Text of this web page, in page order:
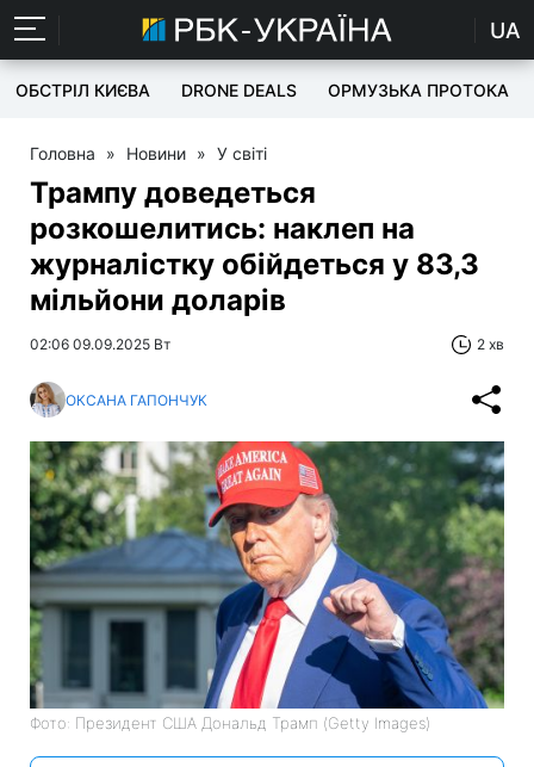
UA
ОБСТРІЛ КИЄВА DRONE DEALS ОРМУЗЬКА ПРОТОКА
Головна » Новини » У світі
Трампу доведеться
розкошелитись: наклеп на
журналістку обійдеться у 83,3
мільйони доларів
02:06 09.09.2025 Вт 2 хв
ОКСАНА ГАПОНЧУК
Фото: Президент США Дональд Трамп (Getty Images)